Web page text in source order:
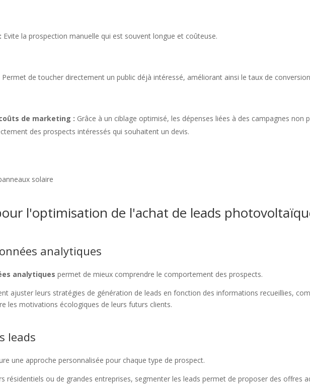
Evite la prospection manuelle qui est souvent longue et coûteuse.
Permet de toucher directement un public déjà intéressé, améliorant ainsi le taux de
de marketing : Grâce à un ciblage optimisé, les dépenses liées à des campagnes
des prospects intéressés qui souhaitent un devis.
l'optimisation de l'achat de leads
analytiques
analytiques permet de mieux comprendre le comportement des prospects.
ajuster leurs stratégies de génération de leads en fonction des informations recueillies,
les motivations écologiques de leurs futurs clients.
leads
une approche personnalisée pour chaque type de prospect.
résidentiels ou de grandes entreprises, segmenter les leads permet de proposer des offres